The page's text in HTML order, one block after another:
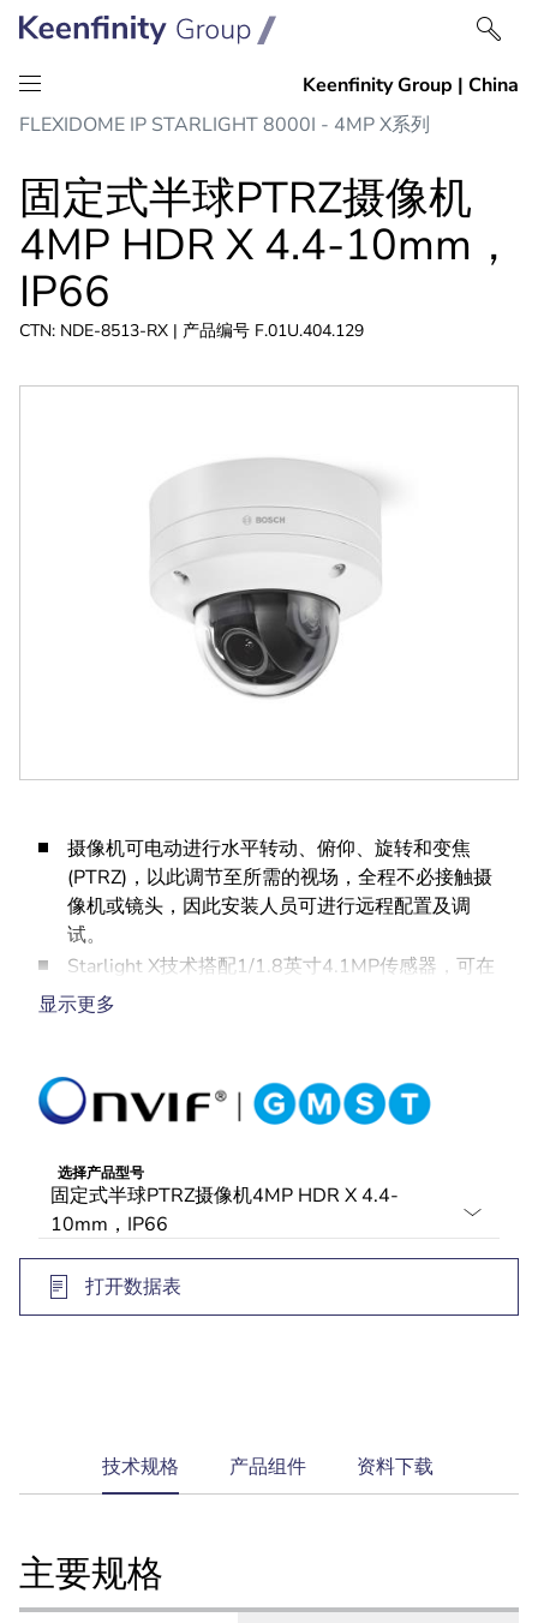
FLEXIDOME IP STARLIGHT 8000I - 4MP X系列
固定式半球PTRZ摄像机
4MP HDR X 4.4-10mm，
IP66
CTN: NDE-8513-RX | 产品编号 F.01U.404.129
摄像机可电动进行水平转动、俯仰、旋转和变焦
(PTRZ)，以此调节至所需的视场，全程不必接触摄
像机或镜头，因此安装人员可进行远程配置及调
试。
Starlight X技术搭配1/1.8英寸4.1MP传感器，可在
低照度下提供更为出色的性能和更多细节
内置的Intelligent Video Analytics带有对象检测功
能，可触发警报并以出色的可靠性快速检索数据
户指定的目标对象（包括移动和静止对象）
显示更多
选择产品型号
打开数据表
current
tab:
技术规格 产品组件 资料下载
主要规格